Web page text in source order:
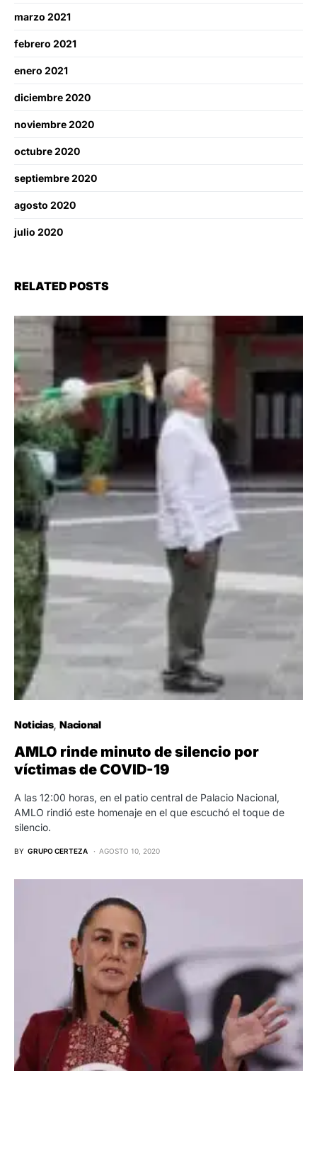
marzo 2021
febrero 2021
enero 2021
diciembre 2020
noviembre 2020
octubre 2020
septiembre 2020
agosto 2020
julio 2020
RELATED POSTS
Noticias Nacional
AMLO rinde minuto de silencio por
víctimas de COVID-19
A las 12:00 horas, en el patio central de Palacio Nacional,
AMLO rindió este homenaje en el que escuchó el toque de
silencio.
BY GRUPO CERTEZA AGOSTO 10, 2020